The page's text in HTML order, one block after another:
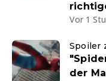
Vor 1
Spoiler
der